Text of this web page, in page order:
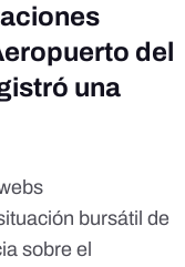
del
una
bursátil de
sobre el